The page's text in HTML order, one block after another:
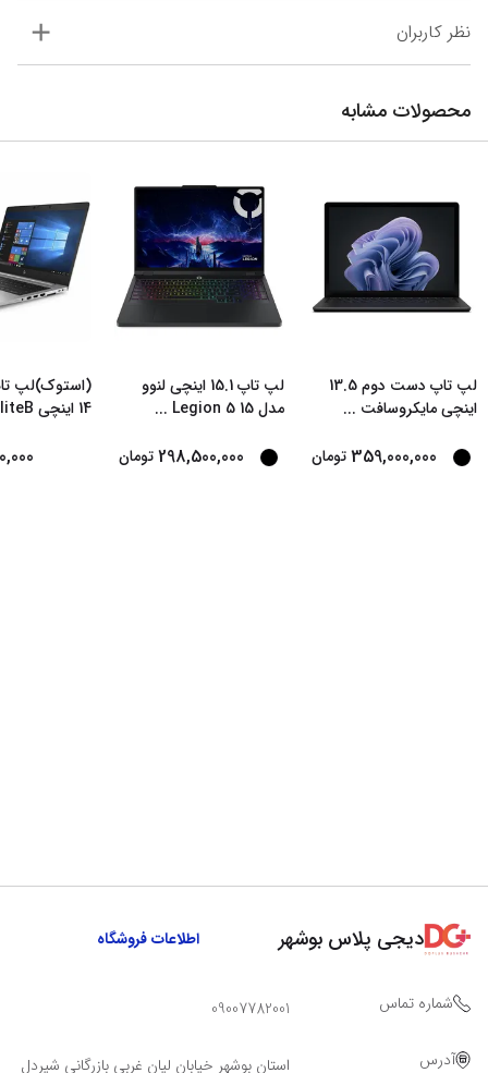
نظر کاربران
محصولات مشابه
لپ تاپ دست دوم 13.5
اینچی مایکروسافت ...
359,000,000 تومان
لپ تاپ 15.1 اینچی لنوو
مدل Legion 5 15
...
298,500,000 تومان
14 اینچی EliteB
دیجی پلاس بوشهر اطلاعات فروشگاه
شماره تماس 09007782001
آدرس استان بوشهر خیابان لیان غربی بازرگانی شیردل